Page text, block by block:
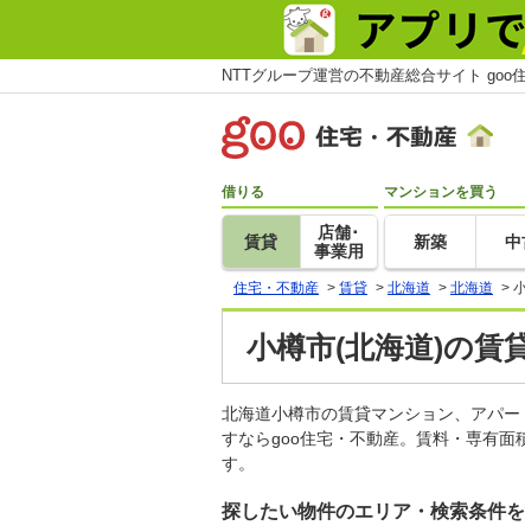
NTTグループ運営の不動産総合サイト goo
借りる
賃貸
店舗･
事業用
マンションを買う
新築 中
住宅・不動産 > 賃貸 > 北海道 > 北海道 >
小樽市(北海道)の賃
北海道小樽市の賃貸マンション、アパ
すならgoo住宅・不動産。賃料・専有面
す。
探したい物件のエリア・検索条件